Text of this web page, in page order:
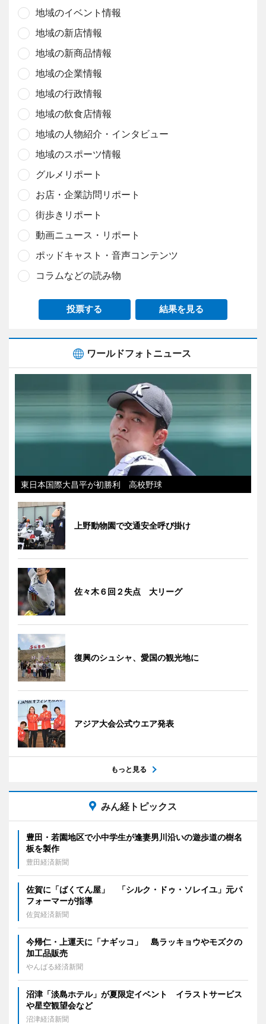
地域のイベント情報
地域の新店情報
地域の新商品情報
地域の企業情報
地域の行政情報
地域の飲食店情報
地域の人物紹介・インタビュー
地域のスポーツ情報
グルメリポート
お店・企業訪問リポート
街歩きリポート
動画ニュース・リポート
ポッドキャスト・音声コンテンツ
コラムなどの読み物
投票する 結果を見る
ワールドフォトニュース
東日本国際大昌平が初勝利 高校野球
上野動物園で交通安全呼び掛け
佐々木６回２失点 大リーグ
復興のシュシャ、愛国の観光地に
アジア大会公式ウエア発表
もっと見る
みん経トピックス
豊田・若園地区で小中学生が逢妻男川沿いの遊歩道の樹名
板を製作
豊田経済新聞
佐賀に「ばくてん屋」 「シルク・ドゥ・ソレイユ」元パ
フォーマーが指導
佐賀経済新聞
今帰仁・上運天に「ナギッコ」 島ラッキョウやモズクの
加工品販売
やんばる経済新聞
沼津「淡島ホテル」が夏限定イベント イラストサービス
や星空観望会など
沼津経済新聞